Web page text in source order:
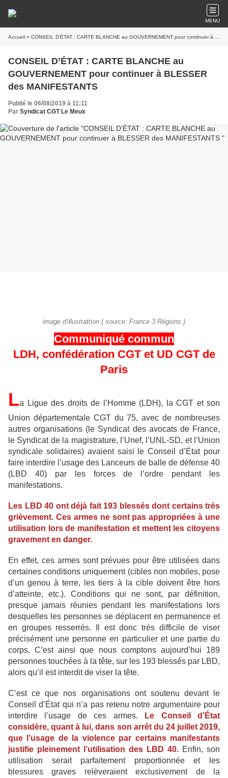
MENU
Accueil » CONSEIL D’ÉTAT : CARTE BLANCHE au GOUVERNEMENT pour continuer à BLESSER des MANIFESTANTS
CONSEIL D’ÉTAT : CARTE BLANCHE au
GOUVERNEMENT pour continuer à BLESSER
des MANIFESTANTS
Publié le 06/08/2019 à 11:11
Par Syndicat CGT Le Meux
image d'illustrattion ( source: France 3 Régions )
Communiqué commun
LDH, confédération CGT et UD CGT de
Paris
La Ligue des droits de l’Homme (LDH), la CGT et son
Union départementale CGT du 75, avec de nombreuses
autres organisations (le Syndicat des avocats de France,
le Syndicat de la magistrature, l’Unef, l’UNL-SD, et l’Union
syndicale solidaires) avaient saisi le Conseil d’État pour
faire interdire l’usage des Lanceurs de balle de défense 40
(LBD 40) par les forces de l’ordre pendant les
manifestations.
Les LBD 40 ont déjà fait 193 blessés dont certains très
grièvement. Ces armes ne sont pas appropriées à une
utilisation lors de manifestation et mettent les citoyens
gravement en danger.
En effet, ces armes sont prévues pour être utilisées dans
certaines conditions uniquement (cibles non mobiles, pose
d’un genou à terre, les tiers à la cible doivent être hors
d’atteinte, etc.). Conditions qui ne sont, par définition,
presque jamais réunies pendant les manifestations lors
desquelles les personnes se déplacent en permanence et
en groupes resserrés. Il est donc très difficile de viser
précisément une personne en particulier et une partie du
corps. C’est ainsi que nous comptons aujourd’hui 189
personnes touchées à la tête, sur les 193 blessés par LBD,
alors qu’il est interdit de viser la tête.
C’est ce que nos organisations ont soutenu devant le
Conseil d’État qui n’a pas retenu notre argumentaire pour
interdire l’usage de ces armes. Le Conseil d’État
considère, quant à lui, dans son arrêt du 24 juillet 2019,
que l’usage de la violence par certains manifestants
justifie pleinement l’utilisation des LBD 40. Enfin, son
utilisation serait parfaitement proportionnée et les
blessures graves relèveraient exclusivement de la